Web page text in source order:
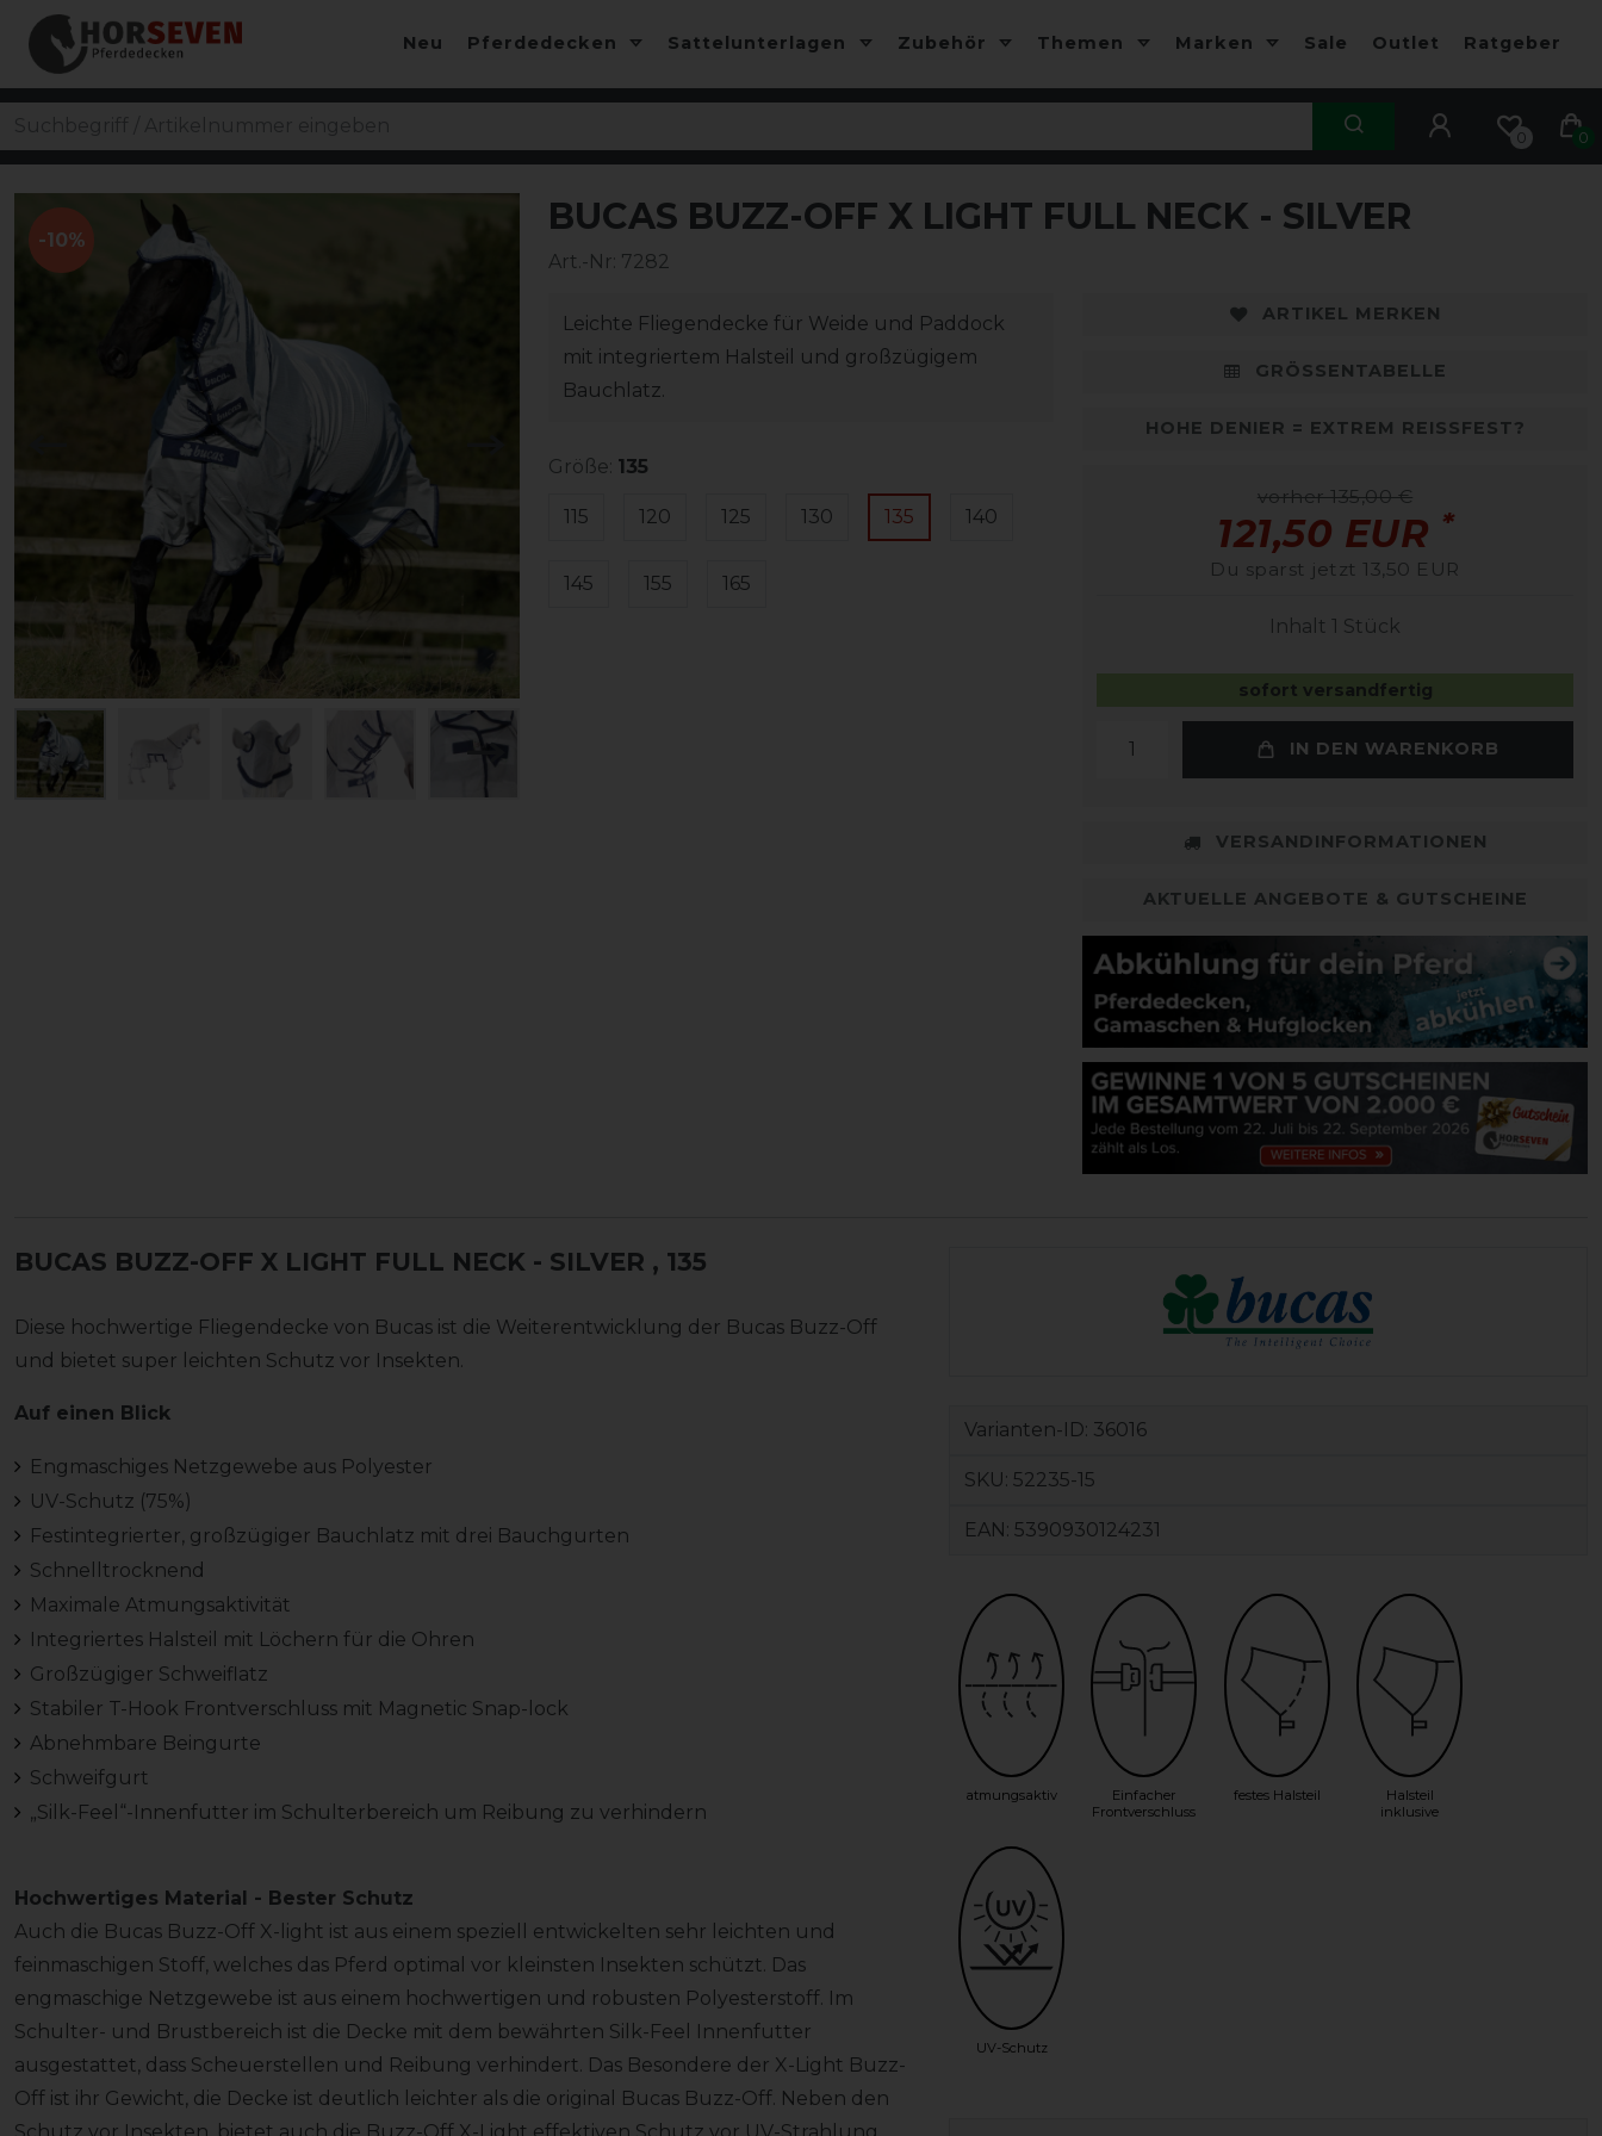
Neu Pferdedecken Sattelunterlagen Zubehör Themen Marken Sale Outlet Ratgeber
0 0
-10%
BUCAS BUZZ-OFF X LIGHT FULL NECK - SILVER
Art.-Nr: 7282
Leichte Fliegendecke für Weide und Paddock
mit integriertem Halsteil und großzügigem
Bauchlatz.
Größe: 135
115 120 125 130 135 140
145 155 165
ARTIKEL MERKEN
GRÖSSENTABELLE
HOHE DENIER = EXTREM REISSFEST?
vorher 135,00 €
121,50 EUR *
Du sparst jetzt 13,50 EUR
Inhalt 1 Stück
sofort versandfertig
IN DEN WARENKORB
VERSANDINFORMATIONEN
AKTUELLE ANGEBOTE & GUTSCHEINE
BUCAS BUZZ-OFF X LIGHT FULL NECK - SILVER , 135
Diese hochwertige Fliegendecke von Bucas ist die Weiterentwicklung der Bucas Buzz-Off
und bietet super leichten Schutz vor Insekten.
Auf einen Blick
Engmaschiges Netzgewebe aus Polyester
UV-Schutz (75%)
Festintegrierter, großzügiger Bauchlatz mit drei Bauchgurten
Schnelltrocknend
Maximale Atmungsaktivität
Integriertes Halsteil mit Löchern für die Ohren
Großzügiger Schweiflatz
Stabiler T-Hook Frontverschluss mit Magnetic Snap-lock
Abnehmbare Beingurte
Schweifgurt
„Silk-Feel“-Innenfutter im Schulterbereich um Reibung zu verhindern
Hochwertiges Material - Bester Schutz
Auch die Bucas Buzz-Off X-light ist aus einem speziell entwickelten sehr leichten und
feinmaschigen Stoff, welches das Pferd optimal vor kleinsten Insekten schützt. Das
engmaschige Netzgewebe ist aus einem hochwertigen und robusten Polyesterstoff. Im
Schulter- und Brustbereich ist die Decke mit dem bewährten Silk-Feel Innenfutter
ausgestattet, dass Scheuerstellen und Reibung verhindert. Das Besondere der X-Light Buzz-
Off ist ihr Gewicht, die Decke ist deutlich leichter als die original Bucas Buzz-Off. Neben den
Varianten-ID: 36016
SKU: 52235-15
EAN: 5390930124231
atmungsaktiv
Einfacher
Frontverschluss
festes Halsteil
Halsteil
inklusive
UV-Schutz